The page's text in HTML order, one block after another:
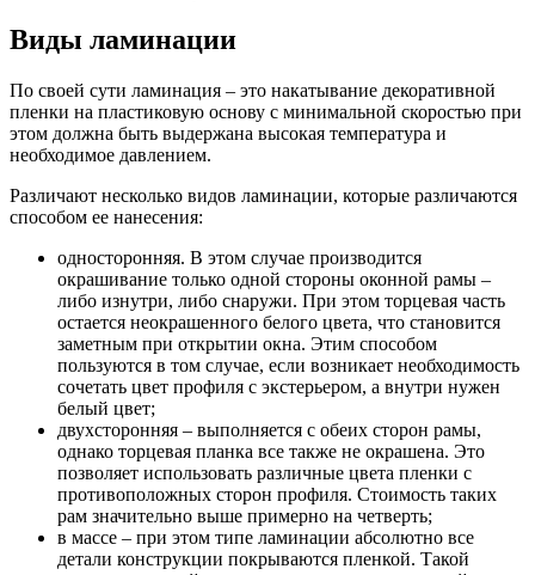
Виды ламинации
По своей сути ламинация – это накатывание декоративной
пленки на пластиковую основу с минимальной скоростью при
этом должна быть выдержана высокая температура и
необходимое давлением.
Различают несколько видов ламинации, которые различаются
способом ее нанесения:
односторонняя. В этом случае производится
окрашивание только одной стороны оконной рамы –
либо изнутри, либо снаружи. При этом торцевая часть
остается неокрашенного белого цвета, что становится
заметным при открытии окна. Этим способом
пользуются в том случае, если возникает необходимость
сочетать цвет профиля с экстерьером, а внутри нужен
белый цвет;
двухсторонняя – выполняется с обеих сторон рамы,
однако торцевая планка все также не окрашена. Это
позволяет использовать различные цвета пленки с
противоположных сторон профиля. Стоимость таких
рам значительно выше примерно на четверть;
в массе – при этом типе ламинации абсолютно все
детали конструкции покрываются пленкой. Такой